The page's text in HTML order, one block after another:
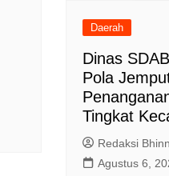
Daerah
Dinas
Pola
Tingkat
Redaksi
Agustus 6,